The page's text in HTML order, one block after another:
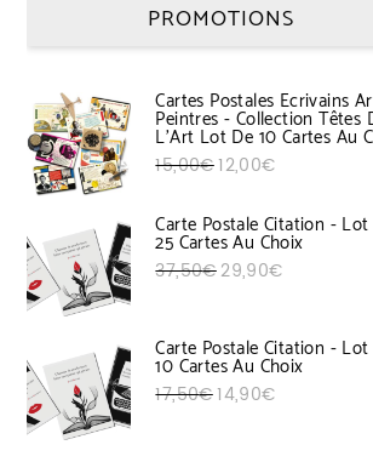
PROMOTIONS
Cartes Postales Ecrivains
Peintres - Collection Têtes
L'Art Lot De 10 Cartes Au
15,00€Le prix initial était :
12,00€Le prix actuel
Carte Postale Citation - Lot
25 Cartes Au Choix
37,50€Le prix initial était :
29,90€Le prix
Carte Postale Citation - Lot
10 Cartes Au Choix
17,50€Le prix initial était :
14,90€Le prix actuel